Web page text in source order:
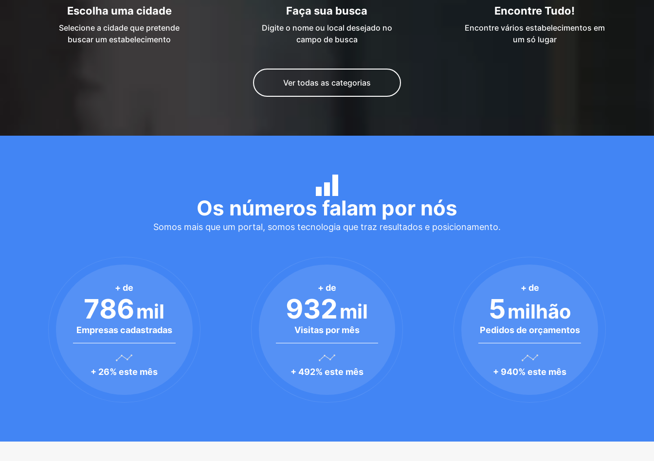
Escolha uma cidade
Selecione a cidade que pretende
buscar um estabelecimento
Faça sua busca
Digite o nome ou local desejado no
campo de busca
Encontre Tudo!
Encontre vários estabelecimentos em
um só lugar
Ver todas as categorias
Os números falam por nós
Somos mais que um portal, somos tecnologia que traz resultados e posicionamento.
+ de
786mil
Empresas cadastradas
+ 26% este mês
+ de
932mil
Visitas por mês
+ 492% este mês
+ de
5milhão
Pedidos de orçamentos
+ 940% este mês